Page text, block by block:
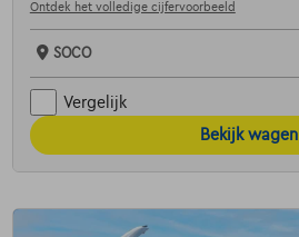
Ontdek het volledige cijfervoorbeeld
SOCO
Vergelijk
Bekijk wagen